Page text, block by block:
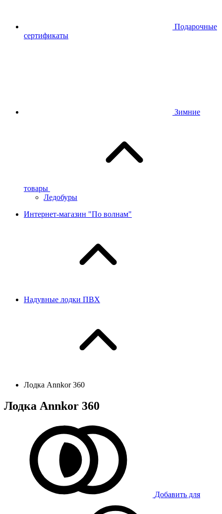
Подарочные
сертификаты
Зимние
товары
Ледобуры
Интернет-магазин "По волнам"
Надувные лодки ПВХ
Лодка Annkor 360
Лодка Annkor 360
Добавить для